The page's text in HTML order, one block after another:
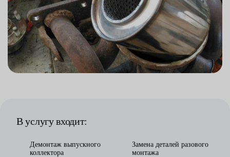
В услугу входит:
Демонтаж выпускного
коллектора
Замена деталей разового
монтажа